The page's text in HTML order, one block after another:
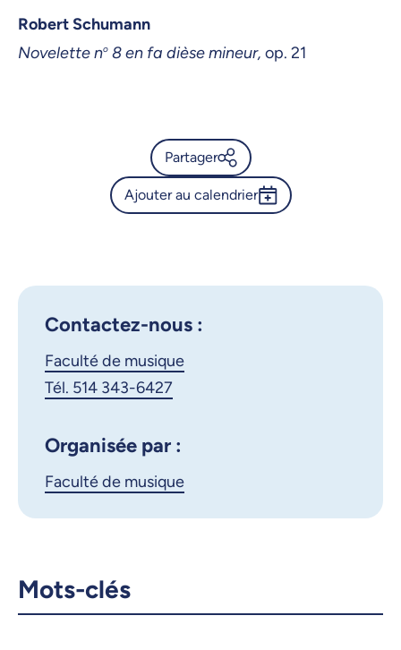
Robert Schumann
Novelette no 8 en fa dièse mineur, op. 21
Partager
Calendrier de l’Université de
Ajouter au calendrier
Contactez-nous :
Faculté de musique
Tél. 514 343-6427
Organisée par :
Faculté de musique
Mots-clés